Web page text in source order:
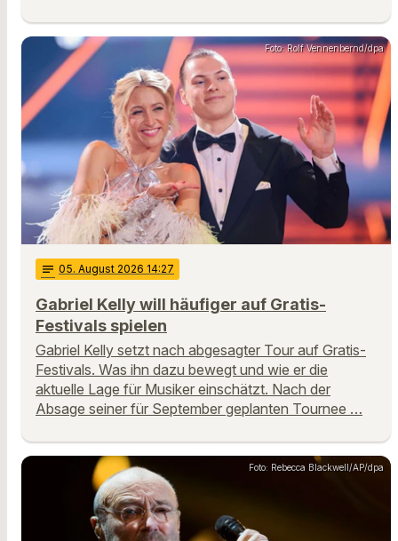
Foto: Rolf Vennenbernd/dpa
notes 05. August 2026 14:27
Gabriel Kelly will häufiger auf Gratis-
Festivals spielen
Gabriel Kelly setzt nach abgesagter Tour auf Gratis-
Festivals. Was ihn dazu bewegt und wie er die
aktuelle Lage für Musiker einschätzt. Nach der
Absage seiner für September geplanten Tournee …
Foto: Rebecca Blackwell/AP/dpa